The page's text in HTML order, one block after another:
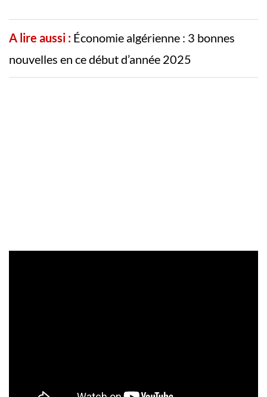
A lire aussi : Économie algérienne : 3 bonnes
nouvelles en ce début d’année 2025